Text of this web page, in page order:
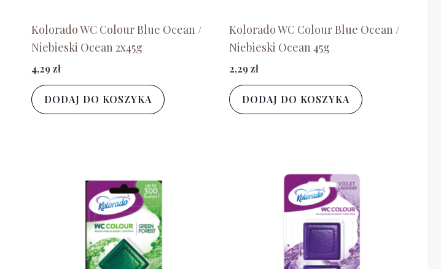
Kolorado WC Colour Blue Ocean /
Niebieski Ocean 2x45g
4,29zł
DODAJ DO KOSZYKA
Kolorado WC Colour Blue Ocean /
Niebieski Ocean 45g
2,29zł
DODAJ DO KOSZYKA